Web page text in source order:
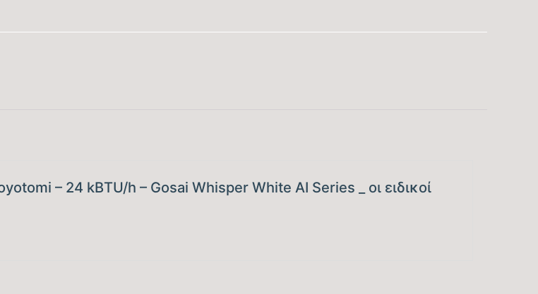
Ικανότητας (BTU/h)
– 24 kBTU/h – Gosai Whisper White AI Series _ οι ειδικοί